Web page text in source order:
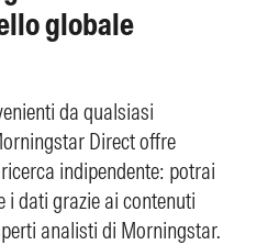
globale
da qualsiasi
Direct offre
indipendente: potrai
i dati grazie ai contenuti
analisti di Morningstar.